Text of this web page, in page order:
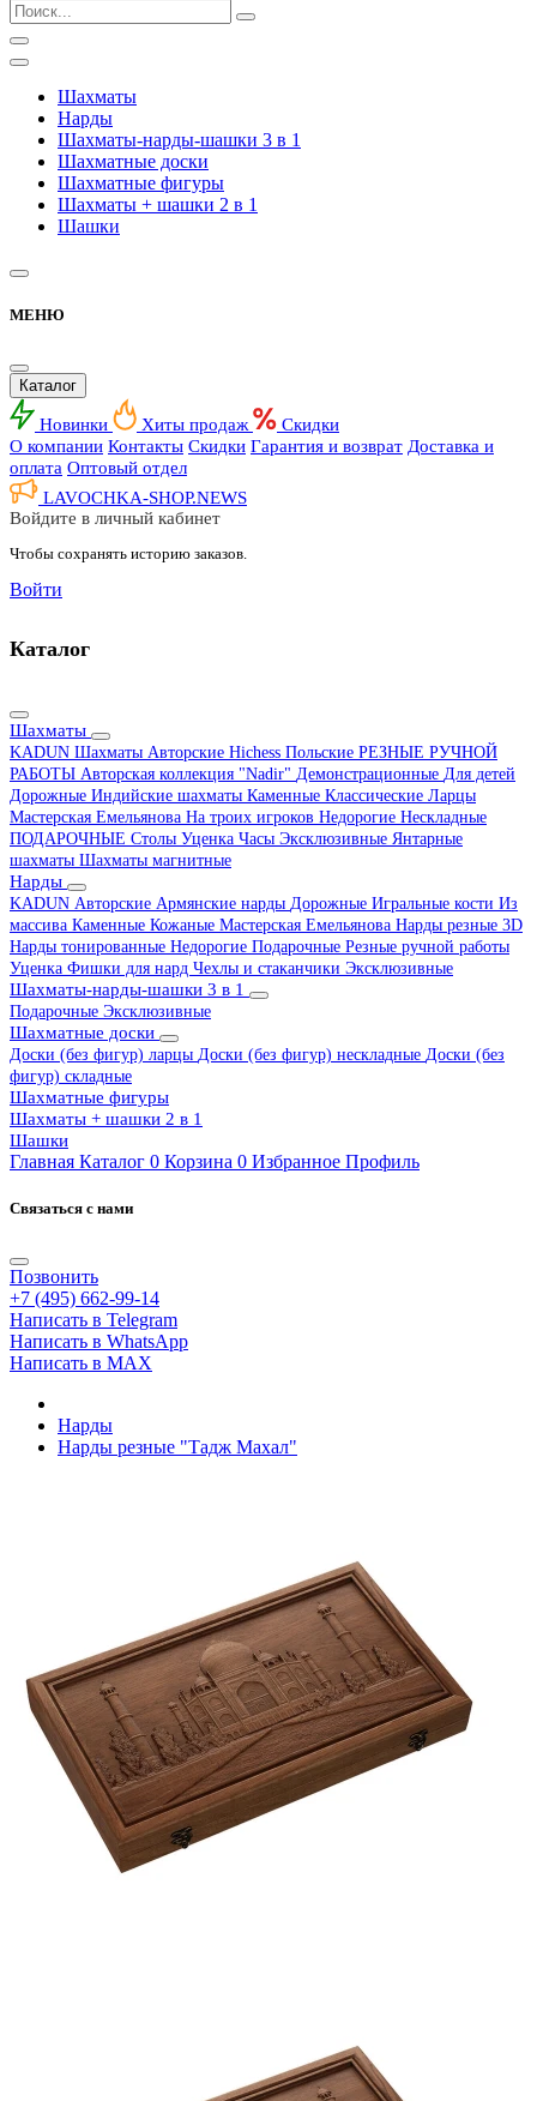
Шахматы
Нарды
Шахматы-нарды-шашки 3 в 1
Шахматные доски
Шахматные фигуры
Шахматы + шашки 2 в 1
Шашки
МЕНЮ
Каталог
Новинки Хиты продаж
Скидки
О компании Контакты Скидки Гарантия и возврат Доставка и
оплата Оптовый отдел
LAVOCHKA-SHOP.NEWS
Войдите в личный кабинет
Чтобы сохранять историю заказов.
Войти
Каталог
Шахматы
KADUN Шахматы Авторские Hichess Польские РЕЗНЫЕ РУЧНОЙ
РАБОТЫ Авторская коллекция "Nadir" Демонстрационные Для детей
Дорожные Индийские шахматы Каменные Классические Ларцы
Мастерская Емельянова На троих игроков Недорогие Нескладные
ПОДАРОЧНЫЕ Столы Уценка Часы Эксклюзивные Янтарные
шахматы Шахматы магнитные
Нарды
KADUN Авторские Армянские нарды Дорожные Игральные кости Из
массива Каменные Кожаные Мастерская Емельянова Нарды резные 3D
Нарды тонированные Недорогие Подарочные Резные ручной работы
Уценка Фишки для нард Чехлы и стаканчики Эксклюзивные
Шахматы-нарды-шашки 3 в 1
Подарочные Эксклюзивные
Шахматные доски
Доски (без фигур) ларцы Доски (без фигур) нескладные Доски (без
фигур) складные
Шахматные фигуры
Шахматы + шашки 2 в 1
Шашки
Главная Каталог 0 Корзина 0 Избранное Профиль
Связаться с нами
Позвонить
+7 (495) 662-99-14
Написать в Telegram
Написать в WhatsApp
Написать в MAX
Нарды
Нарды резные "Тадж Махал"